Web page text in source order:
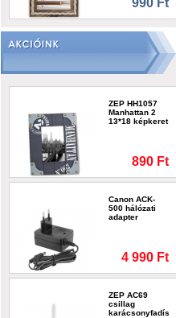
990 Ft
ZEP HH1057
Manhattan 2
13*18 képkeret
890 Ft
Canon ACK-
500 hálózati
adapter
4 990 Ft
ZEP AC69
csillag
karácsonyfadísz